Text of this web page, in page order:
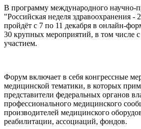
В программу международного научно-
"Российская неделя здравоохранения -
пройдёт с 7 по 11 декабря в онлайн-
30 крупных мероприятий, в том числе
участием.
Форум включает в себя конгрессные
медицинской тематики, в которых
представители федеральных органов
профессионального медицинского
производителей медицинского
реабилитации, ассоциаций, фондов.